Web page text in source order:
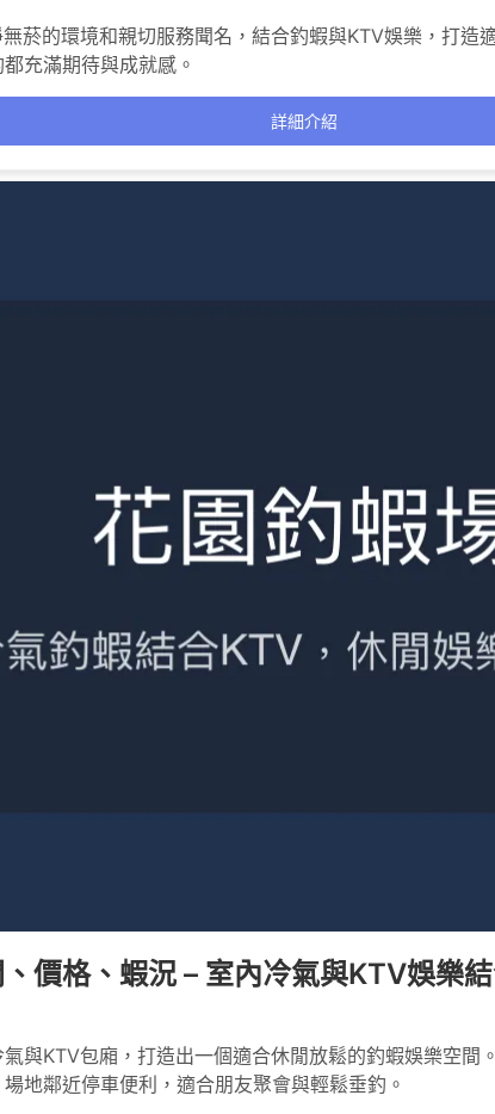
菸的環境和親切服務聞名，結合釣蝦與KTV娛樂，打造
充滿期待與成就感。
詳細介紹
價格、蝦況 – 室內冷氣與KTV娛樂
與KTV包廂，打造出一個適合休閒放鬆的釣蝦娛樂空
地鄰近停車便利，適合朋友聚會與輕鬆垂釣。